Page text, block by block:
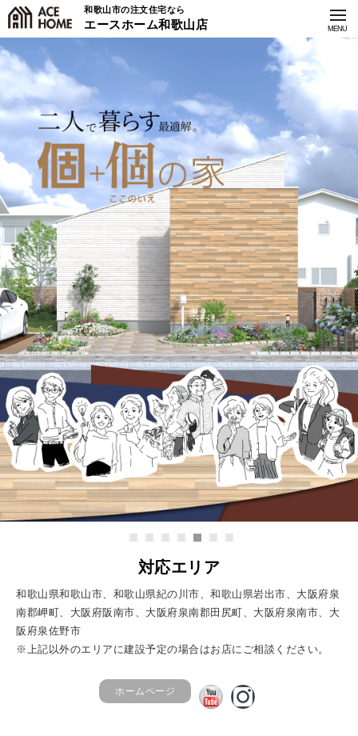
和歌山市の注文住宅なら
エースホーム和歌山店
対応エリア
和歌山県和歌山市、和歌山県紀の川市、和歌山県岩出市、大阪府泉
南郡岬町、大阪府阪南市、大阪府泉南郡田尻町、大阪府泉南市、大
阪府泉佐野市
※上記以外のエリアに建設予定の場合はお店にご相談ください。
ホームページ